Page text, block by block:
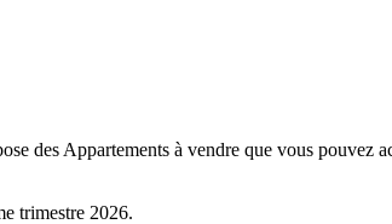
des Appartements à vendre que vous
trimestre 2026.